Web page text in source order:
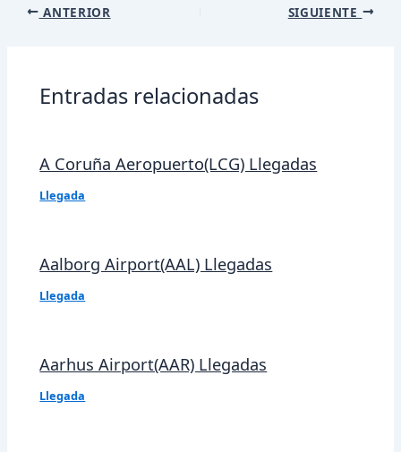
Navegación
ANTERIOR SIGUIENTE
Entradas relacionadas
A Coruña Aeropuerto(LCG) Llegadas
Llegada
Aalborg Airport(AAL) Llegadas
Llegada
Aarhus Airport(AAR) Llegadas
Llegada